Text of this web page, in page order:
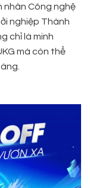
nhân Công nghệ
nghiệp Thành
chỉ là minh
mà còn thể